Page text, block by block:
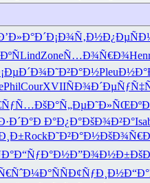
Ð¡Ð¾Ñ‚Ð½
LindZoneÑ…Ð¾Ñ€Ð¾
Ð˜Ð²Ð°Ð½Pleu
PhilCourXVIIÑÐ¾Ð´Ðµ
ÐšÐ°Ñ„ÐµÐ˜Ð»ÑŒÐº
Ð Ð°Ð¿Ð°ÐšÐ¾Ð²Ð°
RockÐ˜Ð²Ð°Ð½
Ð“ÑƒÐ°Ð½Ð”Ð¾Ð½Ð±
Ð¼Ð°ÑÑÐ¢ÑƒÐ¸Ð½